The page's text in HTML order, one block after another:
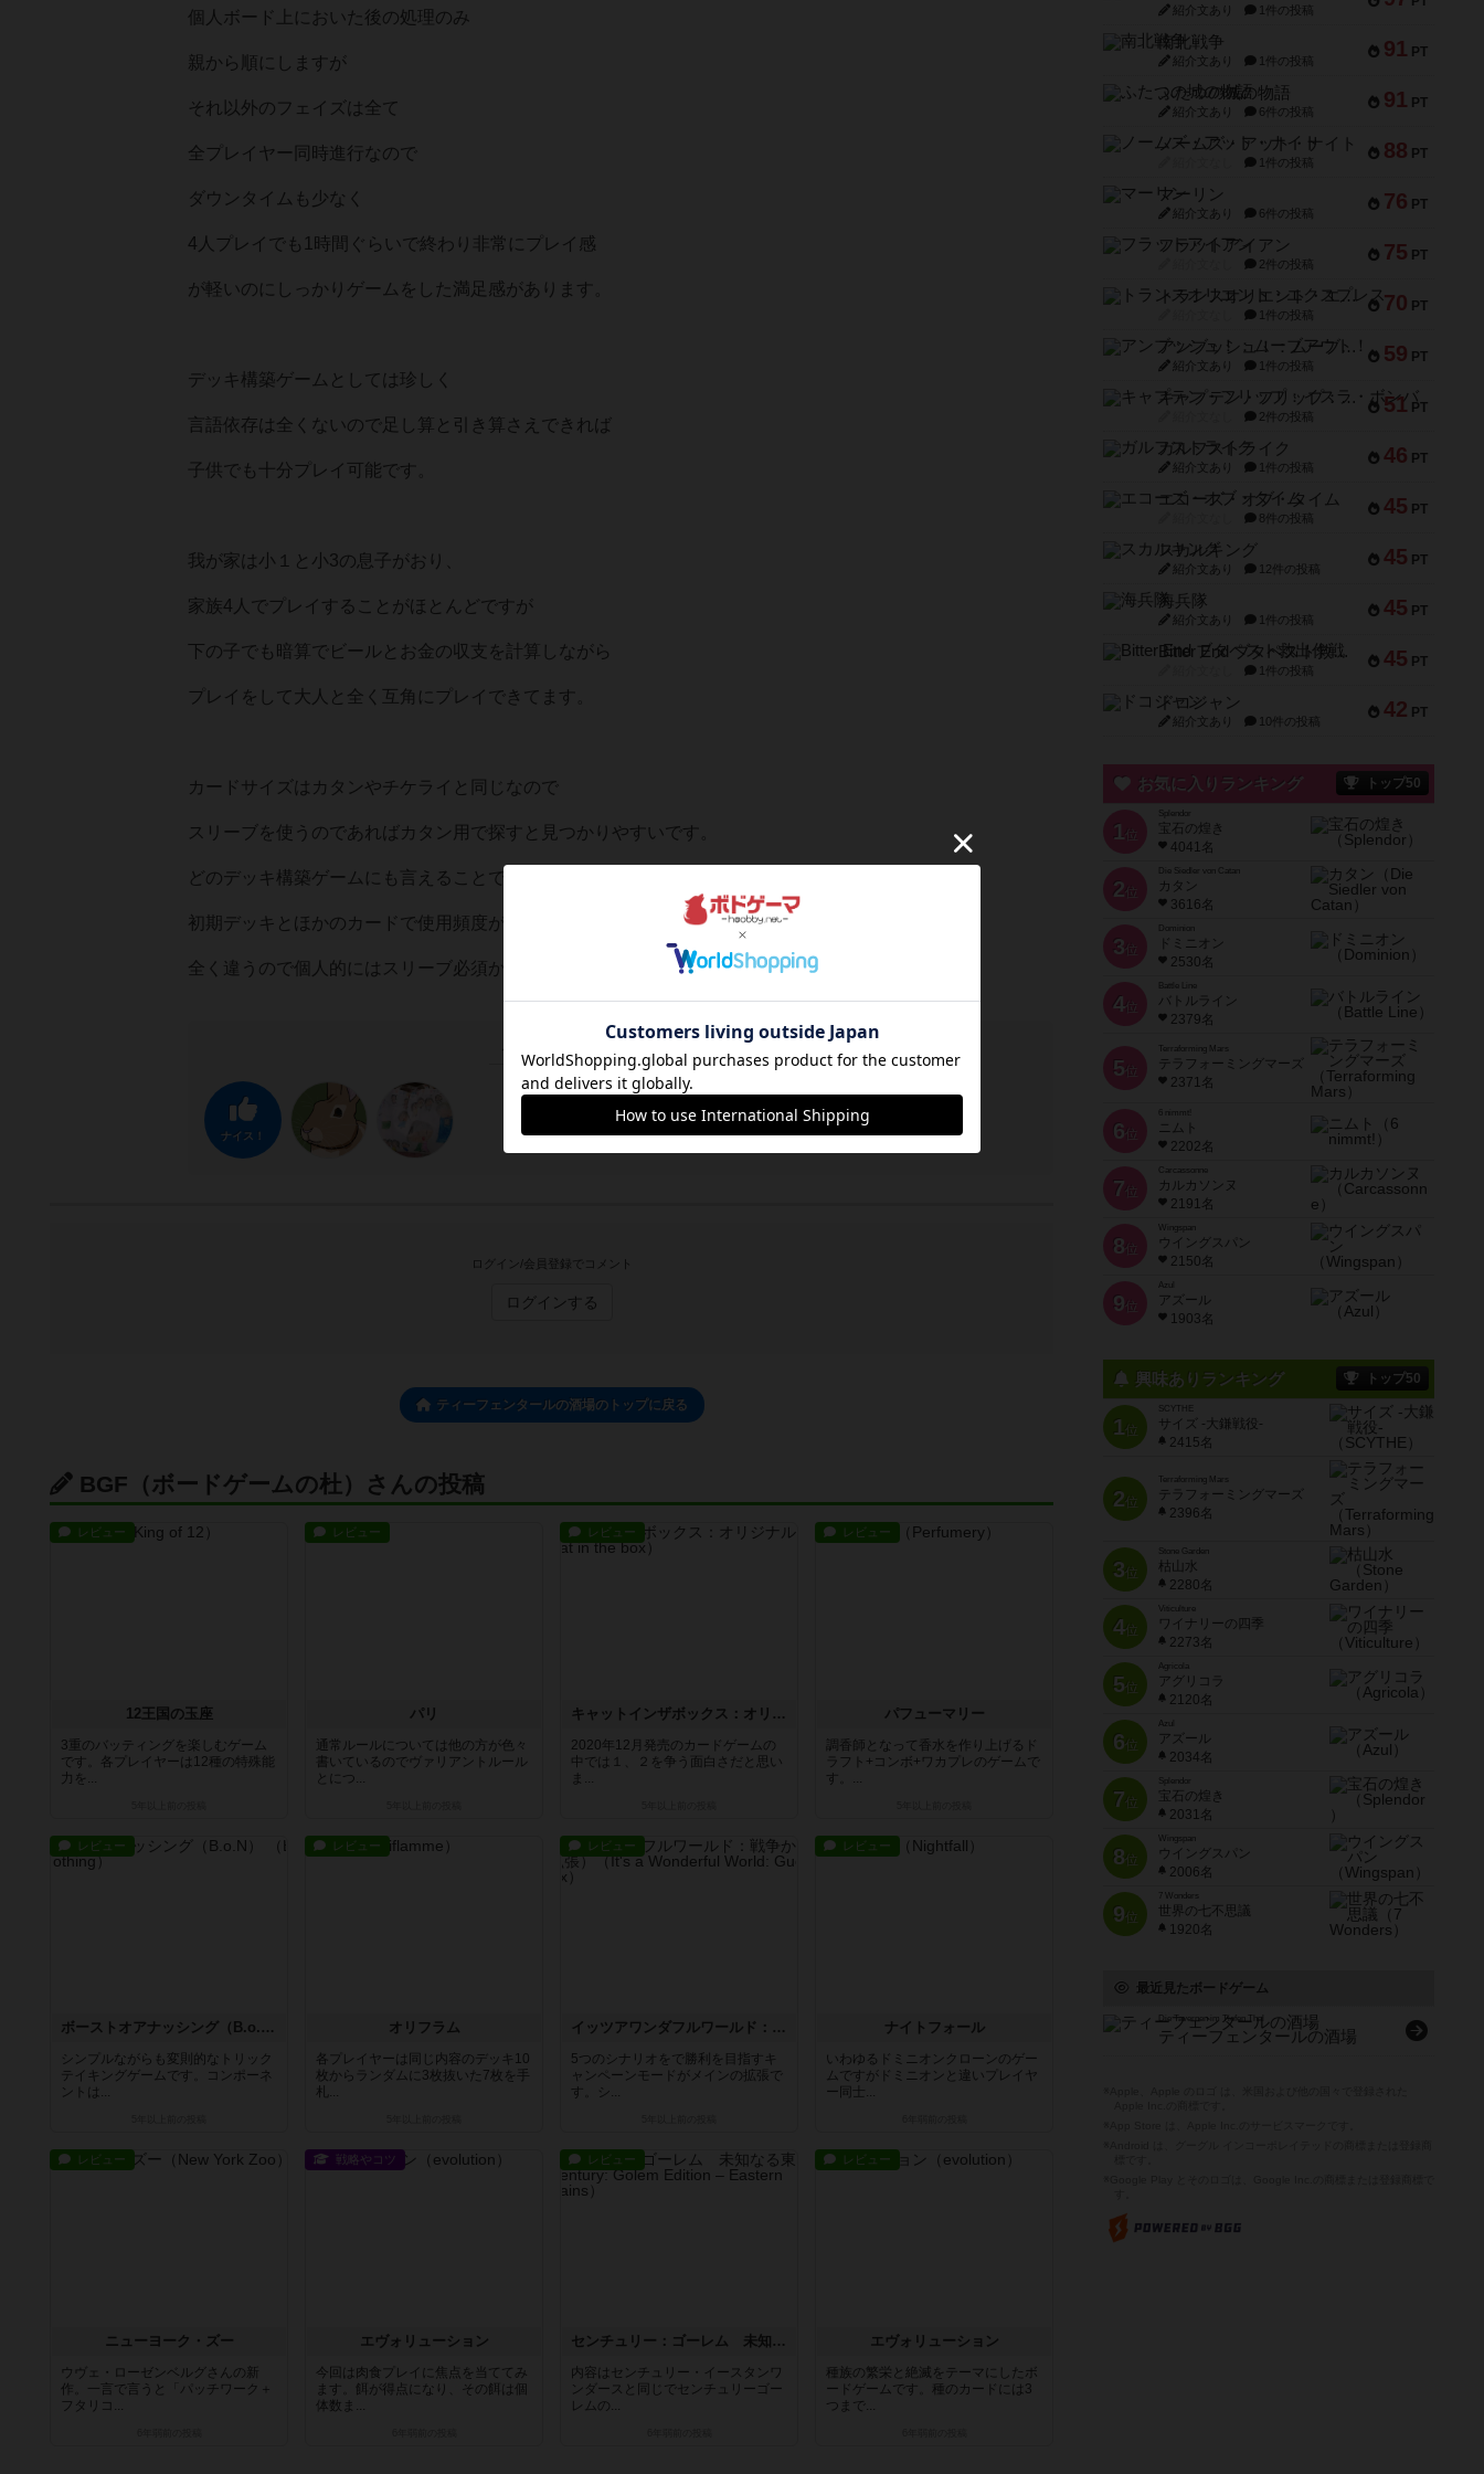
個人ボード上においた後の処理のみ
親から順にしますが
それ以外のフェイズは全て
全プレイヤー同時進行なので
ダウンタイムも少なく
4人プレイでも1時間ぐらいで終わり非常にプレイ感
が軽いのにしっかりゲームをした満足感があります。
デッキ構築ゲームとしては珍しく
言語依存は全くないので足し算と引き算さえできれば
子供でも十分プレイ可能です。
我が家は小１と小3の息子がおり、
家族4人でプレイすることがほとんどですが
下の子でも暗算でビールとお金の収支を計算しながら
プレイをして大人と全く互角にプレイできてます。
カードサイズはカタンやチケライと同じなので
スリーブを使うのであればカタン用で探すと見つかりやすいです。
どのデッキ構築ゲームにも言えることですが
初期デッキとほかのカードで使用頻度が
全く違うので個人的にはスリーブ必須かと思います。
ナイス！
ログイン/会員登録でコメント
ログインする
ティーフェンタールの酒場のトップに戻る
BGF（ボードゲームの杜）さんの投稿
レビュー
12王国の玉座
3重のバッティングを楽しむゲーム
です。各プレイヤーは12種の特殊能
力を...
レビュー
パリ
通常ルールについては他の方が色々
書いているのでヴァリアントルール
とにつ...
レビュー
キャットインザボックス：オリジナル版
2020年12月発売のカードゲームの
中では１、２を争う面白さだと思い
ま...
レビュー
パフューマリー
調香師となって香水を作り上げるド
ラフト+コンボ+ワカプレのゲームで
す。...
レビュー
ボーストオアナッシング（B.o.N）
シンプルながらも変則的なトリック
テイキングゲームです。コンポーネ
ントは...
レビュー
オリフラム
各プレイヤーは同じ内容のデッキ10
枚からランダムに3枚抜いた7枚を手
札...
レビュー
イッツアワンダフルワールド：戦争か平和か（拡張）
5つのシナリオをで勝利を目指すキ
ャンペーンモードがメインの拡張で
す。シ...
レビュー
ナイトフォール
いわゆるドミニオンクローンのゲー
ムですがドミニオンと違いプレイヤ
ー同士...
レビュー
ニューヨーク・ズー
ウヴェ・ローゼンベルグさんの新
作。一言で言うと「パッチワーク＋
フタリコ...
戦略やコツ
エヴォリューション
今回は肉食プレイに焦点を当ててみ
ます。餌が得点になり、その餌は個
体数ま...
レビュー
センチュリー：ゴーレム 未知なる東方山脈
内容はセンチュリー・イースタンワ
ンダースと同じでセンチュリーゴー
レムの...
レビュー
エヴォリューション
種族の繁栄と絶滅をテーマにしたボ
ードゲームです。種のカードには3
つまで...
紹介文あり 1件の投稿
91 PT
南北戦争
紹介文あり 1件の投稿
91 PT
ふたつの城の物語
紹介文あり 6件の投稿
88 PT
ノームズ・アット・ナイト
1件の投稿
76 PT
マーリン
紹介文あり 6件の投稿
75 PT
フラットアイアン
2件の投稿
70 PT
トランスオリエント・エクスプレス
1件の投稿
59 PT
アンブッシュ！：ムーブアウト！
紹介文あり 1件の投稿
51 PT
キャプテン・フリップ：イスラ・ボンバ
2件の投稿
46 PT
ガルフストライク
紹介文あり 1件の投稿
45 PT
エコーズ・オブ・タイム
8件の投稿
45 PT
スカルキング
紹介文あり 12件の投稿
45 PT
海兵隊
紹介文あり 1件の投稿
45 PT
Bitter End ブタペスト救出作戦
1件の投稿
42 PT
ドコジャン
紹介文あり 10件の投稿
お気に入りランキング トップ50
1 位
宝石の煌き
4041名
2 位
Die Siedler von Catan
カタン
3616名
3 位
ドミニオン
2530名
4位
Battle Line
バトルライン
2379名
5 位
Terraforming Mars
テラフォーミングマーズ
2371名
6 位
ニムト
2202名
7 位
Carcassonne
カルカソンヌ
2191名
8 位
Wingspan
ウイングスパン
2150名
9 位
Azul
アズール
1903名
興味ありランキング トップ50
1位
SCYTHE
サイズ -大鎌戦役-
2415名
2位
Terraforming Mars
テラフォーミングマーズ
2396名
3位
Stone Garden
枯山水
2280名
4位
Viticulture
ワイナリーの四季
2273名
5位
Agricola
アグリコラ
2120名
6位
Azul
アズール
2034名
7位
宝石の煌き
2031名
8位
Wingspan
ウイングスパン
2006名
9位
7 Wonders
世界の七不思議
1920名
最近見たボードゲーム
Die Tavernen im Tiefen Thal
ティーフェンタールの酒場